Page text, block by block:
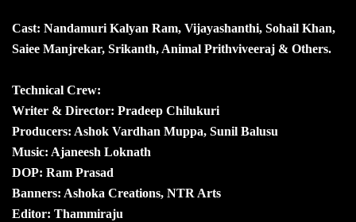
Cast: Nandamuri Kalyan Ram, Vijayashanthi, Sohail Khan,
Saiee Manjrekar, Srikanth, Animal Prithviveeraj & Others.
Technical Crew:
Writer & Director: Pradeep Chilukuri
Producers: Ashok Vardhan Muppa, Sunil Balusu
Music: Ajaneesh Loknath
DOP: Ram Prasad
Banners: Ashoka Creations, NTR Arts
Editor: Thammiraju